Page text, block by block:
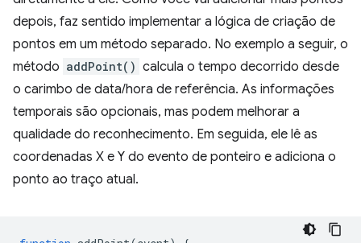
depois, faz sentido implementar a lógica de criação de
pontos em um método separado. No exemplo a seguir, o
método addPoint() calcula o tempo decorrido desde
o carimbo de data/hora de referência. As informações
temporais são opcionais, mas podem melhorar a
qualidade do reconhecimento. Em seguida, ele lê as
coordenadas X e Y do evento de ponteiro e adiciona o
ponto ao traço atual.